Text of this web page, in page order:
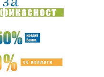
za tri nova kamiona
Take-Two najavio
14.500 km – izgleda kao da je